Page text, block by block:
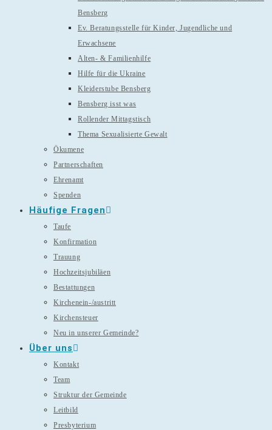
Bensberg
Ev. Beratungsstelle für Kinder, Jugendliche und
Erwachsene
Alten- & Familienhilfe
Hilfe für die Ukraine
Kleiderstube Bensberg
Bensberg isst was
Rollender Mittagstisch
Thema Sexualisierte Gewalt
Ökumene
Partnerschaften
Ehrenamt
Spenden
Häufige Fragen
Taufe
Konfirmation
Trauung
Hochzeitsjubiläen
Bestattungen
Kirchenein-/austritt
Kirchensteuer
Neu in unserer Gemeinde?
Über uns
Kontakt
Team
Struktur der Gemeinde
Leitbild
Presbyterium